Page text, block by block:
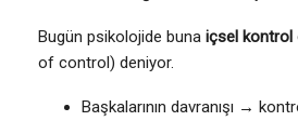
Bugün psikolojide buna içsel kontrol
of control) deniyor.
Başkalarının davranışı →